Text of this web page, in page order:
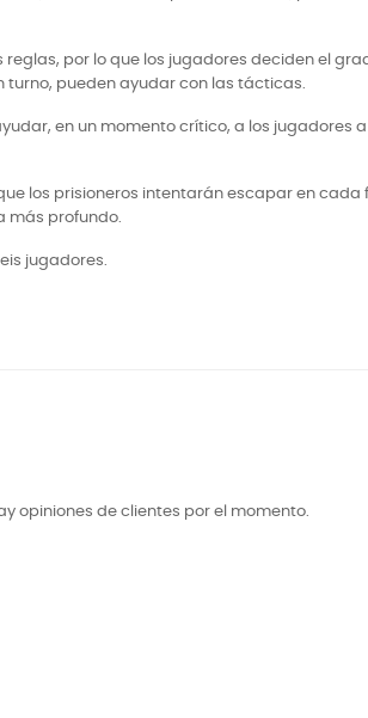
por lo que los jugadores deciden el
turno, pueden ayudar con las tácticas.
en un momento crítico, a los jugadores
los prisioneros intentarán escapar en
más profundo.
jugadores.
opiniones de clientes por el momento.